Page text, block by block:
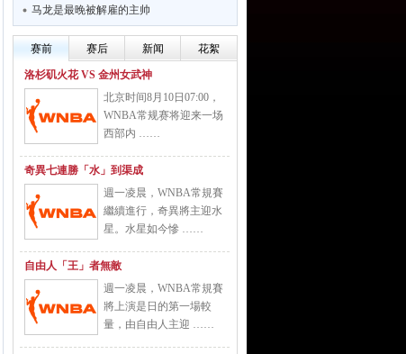
马龙是最晚被解雇的主帅
赛前 赛后 新闻 花絮
洛杉矶火花 VS 金州女武神
北京时间8月10日07:00，
WNBA常规赛将迎来一场
西部内 ……
奇異七連勝「水」到渠成
週一凌晨，WNBA常規賽
繼續進行，奇異將主迎水
星。水星如今慘 ……
自由人「王」者無敵
週一凌晨，WNBA常規賽
將上演是日的第一場較
量，由自由人主迎 ……